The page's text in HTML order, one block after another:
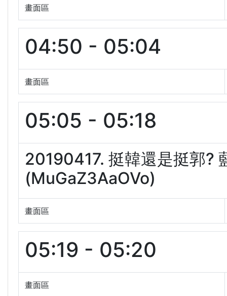
畫面區
04:50 - 05:04
畫面區
05:05 - 05:18
20190417. 挺韓還是挺郭?
(MuGaZ3AaOVo)
畫面區
05:19 - 05:20
畫面區